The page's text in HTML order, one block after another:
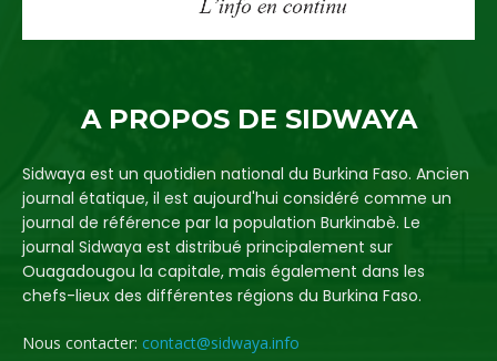
A PROPOS DE SIDWAYA
Sidwaya est un quotidien national du Burkina Faso. Ancien
journal étatique, il est aujourd'hui considéré comme un
journal de référence par la population Burkinabè. Le
journal Sidwaya est distribué principalement sur
Ouagadougou la capitale, mais également dans les
chefs-lieux des différentes régions du Burkina Faso.
Nous contacter: contact@sidwaya.info